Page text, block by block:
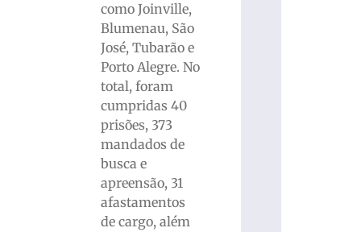
como Joinville,
Blumenau, São
José, Tubarão e
Porto Alegre. No
total, foram
cumpridas 40
prisões, 373
mandados de
busca e
apreensão, 31
afastamentos
de cargo, além